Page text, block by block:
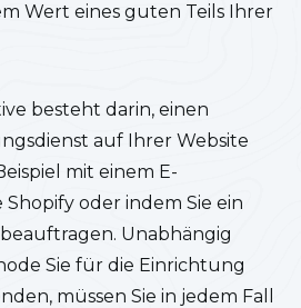
Wert eines guten Teils Ihrer
besteht darin, einen
auf Ihrer Website
mit einem E-
oder indem Sie ein
Unabhängig
Sie für die Einrichtung
müssen Sie in jedem Fall